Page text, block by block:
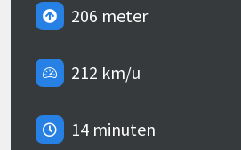
206 meter
212 km/u
14 minuten